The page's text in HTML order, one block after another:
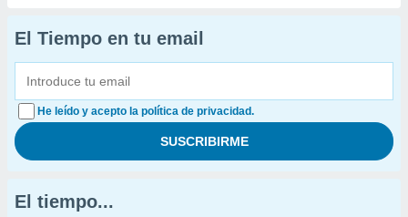
El Tiempo en tu email
He leído y acepto la política de privacidad.
El tiempo...